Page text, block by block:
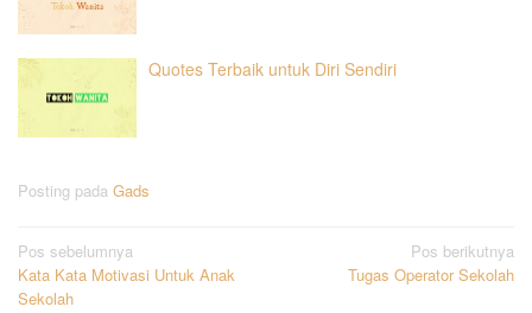
Quotes Terbaik untuk Diri Sendiri
Posting pada Gads
Navigasi
pos
Pos sebelumnya
Kata Kata Motivasi Untuk Anak
Sekolah
Pos berikutnya
Tugas Operator Sekolah